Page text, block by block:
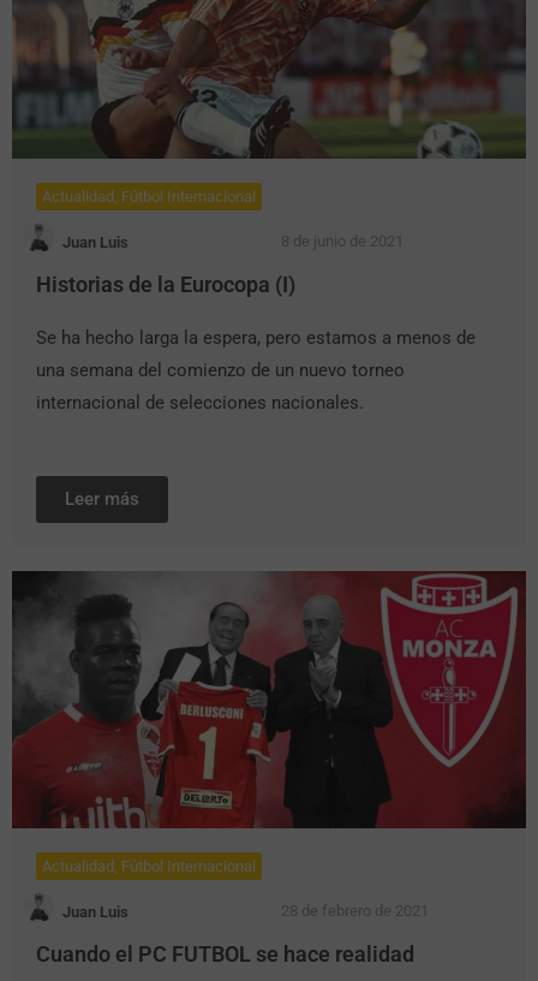
Actualidad , Fútbol Internacional
Juan Luis 8 de junio de 2021
Historias de la Eurocopa (I)
Se ha hecho larga la espera, pero estamos a menos de
una semana del comienzo de un nuevo torneo
internacional de selecciones nacionales.
Leer más
Actualidad , Fútbol Internacional
Juan Luis 28 de febrero de 2021
Cuando el PC FUTBOL se hace realidad